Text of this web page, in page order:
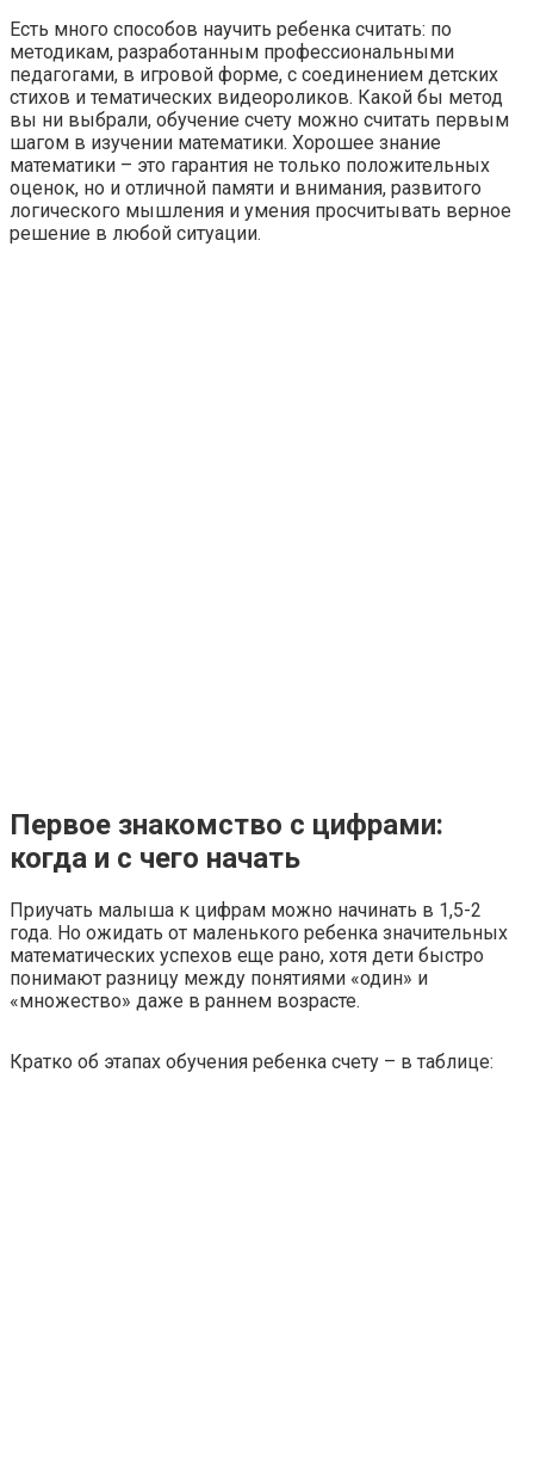
Есть много способов научить ребенка считать: по
методикам, разработанным профессиональными
педагогами, в игровой форме, с соединением детских
стихов и тематических видеороликов. Какой бы метод
вы ни выбрали, обучение счету можно считать первым
шагом в изучении математики. Хорошее знание
математики – это гарантия не только положительных
оценок, но и отличной памяти и внимания, развитого
логического мышления и умения просчитывать верное
решение в любой ситуации.
Первое знакомство с цифрами:
когда и с чего начать
Приучать малыша к цифрам можно начинать в 1,5-2
года. Но ожидать от маленького ребенка значительных
математических успехов еще рано, хотя дети быстро
понимают разницу между понятиями «один» и
«множество» даже в раннем возрасте.
Кратко об этапах обучения ребенка счету – в таблице: